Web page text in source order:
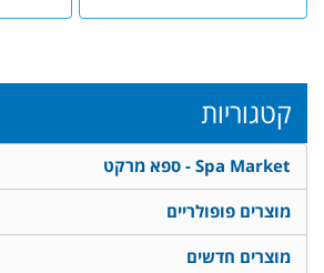
קטגוריות
Spa Market - ספא מרקט
מוצרים פופולריים
מוצרים חדשים